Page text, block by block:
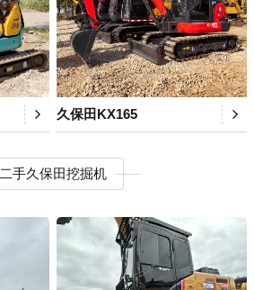
久保田KX165
二手久保田挖掘机